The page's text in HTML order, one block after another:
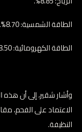
الطاقة الشمسية: 8.70%.
الطاقة الكهرومائية: 8.50%.
وأشار شقير، إلى أن
الاعتماد على الفحم،
النظيفة.